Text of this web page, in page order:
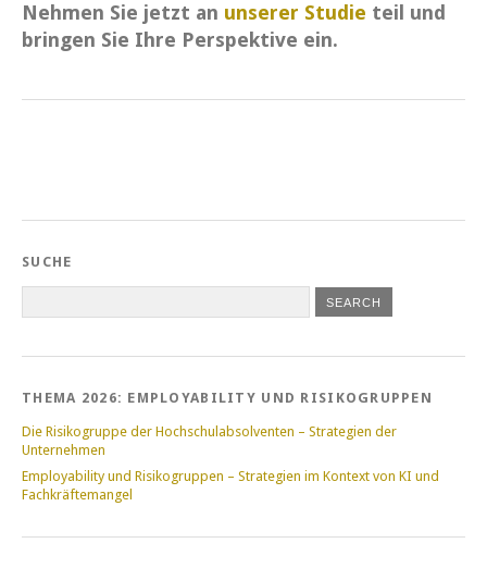
Nehmen Sie jetzt an unserer Studie teil und
bringen Sie Ihre Perspektive ein.
SUCHE
THEMA 2026: EMPLOYABILITY UND RISIKOGRUPPEN
Die Risikogruppe der Hochschulabsolventen – Strategien der
Unternehmen
Employability und Risikogruppen – Strategien im Kontext von KI und
Fachkräftemangel